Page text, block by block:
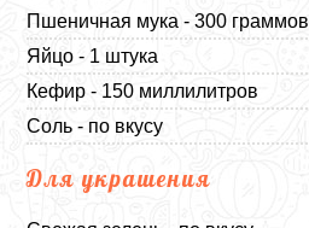
Пшеничная мука - 300 граммов
Яйцо - 1 штука
Кефир - 150 миллилитров
Соль - по вкусу
Для украшения